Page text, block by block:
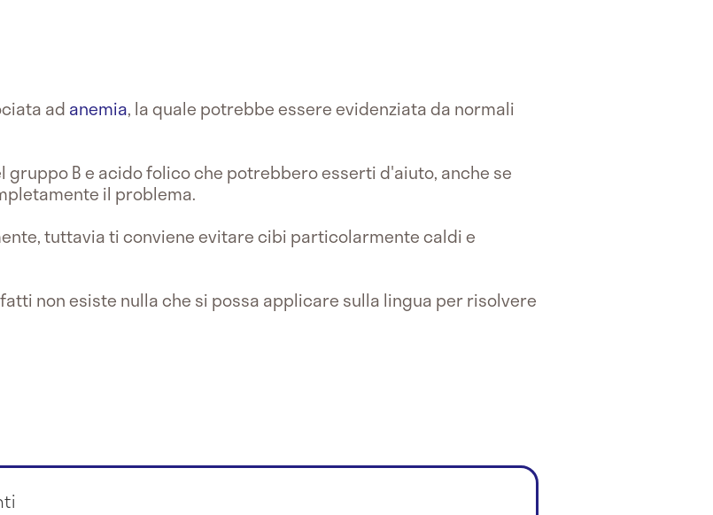
ad anemia, la quale potrebbe essere evidenziata da normali
B e acido folico che potrebbero esserti d'aiuto, anche se
il problema.
tuttavia ti conviene evitare cibi particolarmente caldi e
non esiste nulla che si possa applicare sulla lingua per risolvere